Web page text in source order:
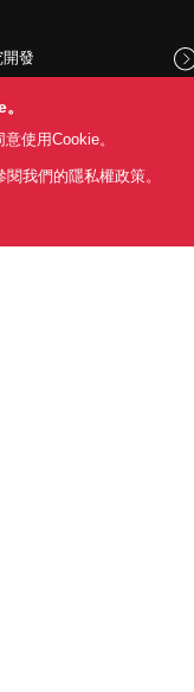
發
社會
使用Cookie。
我們的隱私權政策。